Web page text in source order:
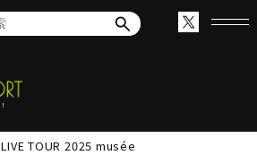
TOUR 2025 musée